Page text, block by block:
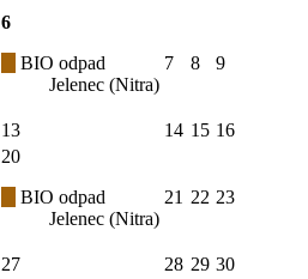
6
BIO odpad
Jelenec (Nitra)
7 8 9
13 14 15 16
20
BIO odpad
Jelenec (Nitra)
21 22 23
27 28 29 30